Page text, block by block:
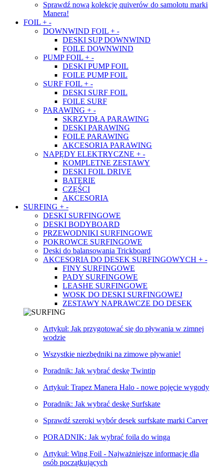
Sprawdź nową kolekcję quiverów do samolotu marki
Manera!
FOIL + -
DOWNWIND FOIL + -
DESKI SUP DOWNWIND
FOILE DOWNWIND
PUMP FOIL + -
DESKI PUMP FOIL
FOILE PUMP FOIL
SURF FOIL + -
DESKI SURF FOIL
FOILE SURF
PARAWING + -
SKRZYDŁA PARAWING
DESKI PARAWING
FOILE PARAWING
AKCESORIA PARAWING
NAPĘDY ELEKTRYCZNE + -
KOMPLETNE ZESTAWY
DESKI FOIL DRIVE
BATERIE
CZĘŚCI
AKCESORIA
SURFING + -
DESKI SURFINGOWE
DESKI BODYBOARD
PRZEWODNIKI SURFINGOWE
POKROWCE SURFINGOWE
Deski do balansowania Trickboard
AKCESORIA DO DESEK SURFINGOWYCH + -
FINY SURFINGOWE
PADY SURFINGOWE
LEASHE SURFINGOWE
WOSK DO DESKI SURFINGOWEJ
ZESTAWY NAPRAWCZE DO DESEK
Artykuł: Jak przygotować się do pływania w zimnej
wodzie
Wszystkie niezbędniki na zimowe pływanie!
Poradnik: Jak wybrać deskę Twintip
Artykuł: Trapez Manera Halo - nowe pojęcie wygody
Poradnik: Jak wybrać deskę Surfskate
Sprawdź szeroki wybór desek surfskate marki Carver
PORADNIK: Jak wybrać foila do winga
Artykuł: Wing Foil - Najważniejsze informacje dla
osób początkujących